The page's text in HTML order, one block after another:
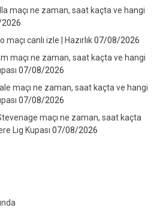
maçı ne zaman, saat kaçta ve hangi
canlı izle | Hazırlık07/08/2026
maçı ne zaman, saat kaçta ve hangi
07/08/2026
maçı ne zaman, saat kaçta ve hangi
07/08/2026
maçı ne zaman, saat kaçta
Lig Kupası 07/08/2026